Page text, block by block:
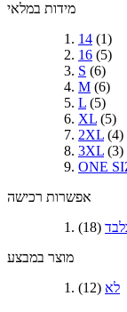
מידות במלאי
14 (1)
16 (5)
S (6)
M (6)
L (5)
XL (5)
2XL (4)
3XL (3)
ONE
אפשרות רכישה
(18)
מוצר במבצע
לא (12)